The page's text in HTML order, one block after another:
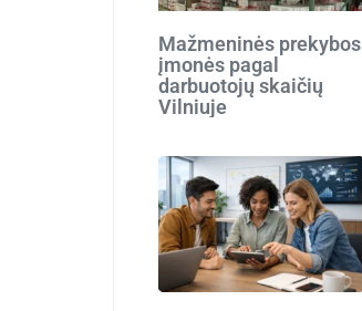
Mažmeninės prekybos
įmonės pagal
darbuotojų skaičių
Vilniuje